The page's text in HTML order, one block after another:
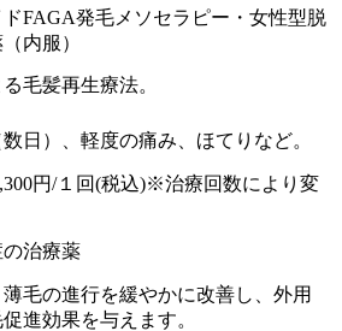
FAGA発毛メソセラピー・女性型脱
内服）
毛髪再生療法。
日）、軽度の痛み、ほてりなど。
円/１回(税込)※治療回数により変
治療薬
毛の進行を緩やかに改善し、外用
進効果を与えます。